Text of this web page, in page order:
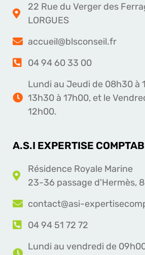
22 Rue du Verger des
LORGUES
accueil@blsconseil.fr
04 94 60 33 00
Lundi au Jeudi de 08h30 à
13h30 à 17h00, et le
12h00.
A.S.I EXPERTISE
Résidence Royale Marine
23-36 passage d'Hermès,
contact@asi-
04 94 51 72 72
Lundi au vendredi de